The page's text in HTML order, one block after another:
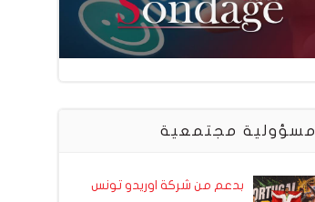
مسؤولية مجتمعية
بدعم من شركة اوريدو تونس